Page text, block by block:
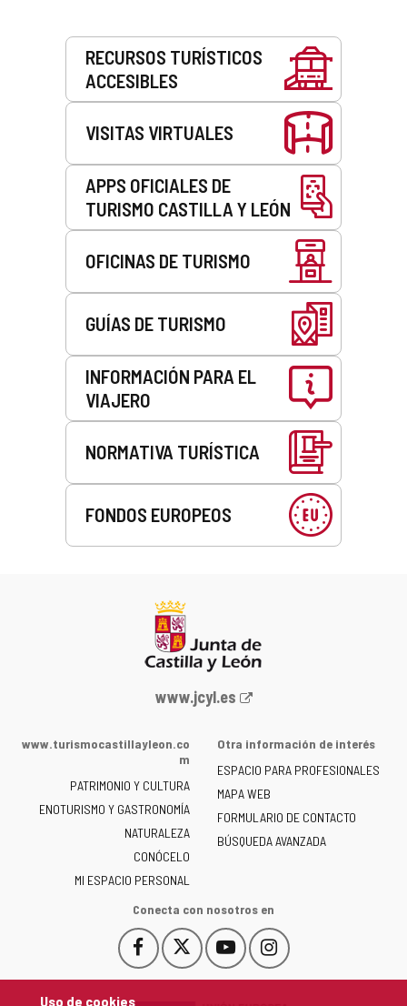
Uso de cookies
RECURSOS TURÍSTICOS
ACCESIBLES
VISITAS VIRTUALES
APPS OFICIALES DE
TURISMO CASTILLA Y LEÓN
OFICINAS DE TURISMO
GUÍAS DE TURISMO
INFORMACIÓN PARA EL
VIAJERO
NORMATIVA TURÍSTICA
FONDOS EUROPEOS
Portal
la
de
Castilla
y
León
-
www.jcyl.es
www.turismocastillayleon.co
m
PATRIMONIO Y CULTURA
ENOTURISMO Y GASTRONOMÍA
NATURALEZA
CONÓCELO
MI ESPACIO PERSONAL
Otra información de interés
ESPACIO PARA PROFESIONALES
MAPA WEB
FORMULARIO DE CONTACTO
BÚSQUEDA AVANZADA
Conecta con nosotros en
Facebook
Este
enlace
Este
enlace
YouTube
Este
enlace
Instagram
Este
enlace